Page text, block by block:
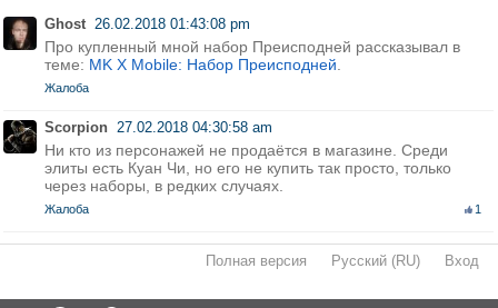
Ghost 26.02.2018 01:43:08 pm
Про купленный мной набор Преисподней рассказывал в
теме: MK X Mobile: Набор Преисподней
Жалоба
Scorpion 27.02.2018 04:30:58 am
Ни кто из персонажей не продаётся в магазине. Среди
элиты есть Куан Чи, но его не купить так просто, только
через наборы, в редких случаях.
Жалоба 1
Полная версия Русский (RU) Вход